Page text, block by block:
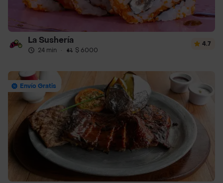
La Sushería
24 min · $ 6000
4.7
Envío Gratis